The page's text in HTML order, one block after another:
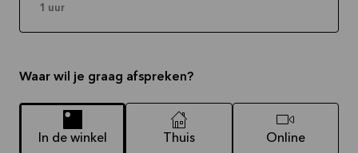
1 uur
Waar wil je graag afspreken?
In de winkel Thuis Online